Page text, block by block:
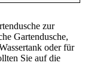
zur
Gartendusche,
oder für
Sie auf die